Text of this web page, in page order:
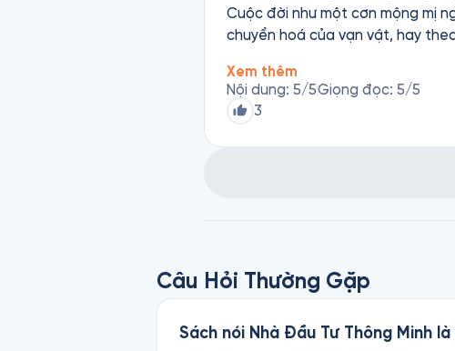
Cuộc đời như một cơn mộng mị
chuyển hoá của vạn vật, hay
chúng ta lại sợ hãi đến thế khi sắp phải
chết nhưng lại gợi lên trong tôi
nó lại có cái gì đó vô cùng quý
này lại hiện lên càng rõ nét và đầy ám ảnh. Xin chân thành cảm ơn tác giá Đặng Hoàng
đã mang lại một tác phẩm rất đáng đọc và suy ngẫm. Về giọng
Xem thêm
Nội dung: 5/5Giọng đọc: 5/5
3
Câu Hỏi Thường Gặp
Sách nói Nhà Đầu Tư Thông Minh